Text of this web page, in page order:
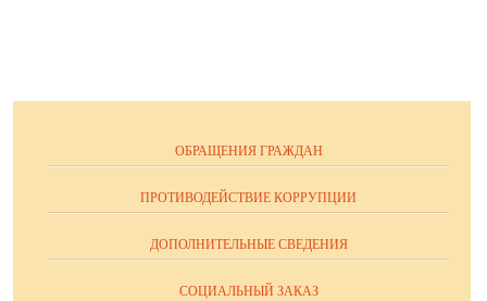
ОБРАЩЕНИЯ ГРАЖДАН
ПРОТИВОДЕЙСТВИЕ КОРРУПЦИИ
ДОПОЛНИТЕЛЬНЫЕ СВЕДЕНИЯ
СОЦИАЛЬНЫЙ ЗАКАЗ